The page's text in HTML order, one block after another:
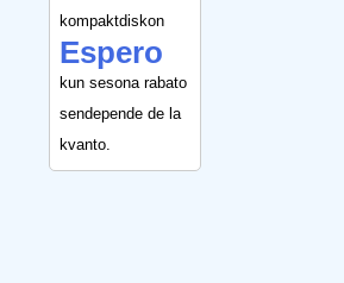
kompaktdiskon
Espero
kun sesona rabato
sendepende de la
kvanto.